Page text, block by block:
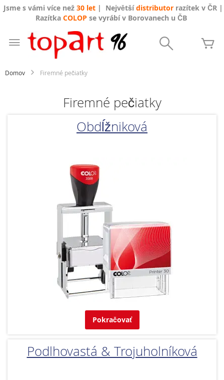
Jsme s vámi více než 30 let| Největšídistributorrazítek v ČR |
Razítka COLOP se vyrábí v Borovanech u ČB
to
Content
Domov Firemné pečiatky
Firemné pečiatky
Obdĺžniková
Pokračovať
Podlhovastá & Trojuholníková